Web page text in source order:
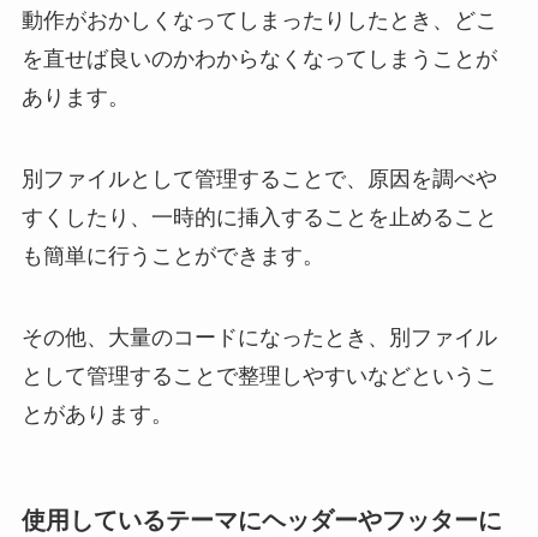
動作がおかしくなってしまったりしたとき、どこ
を直せば良いのかわからなくなってしまうことが
あります。
別ファイルとして管理することで、原因を調べや
すくしたり、一時的に挿入することを止めること
も簡単に行うことができます。
その他、大量のコードになったとき、別ファイル
として管理することで整理しやすいなどというこ
とがあります。
使用しているテーマにヘッダーやフッターに